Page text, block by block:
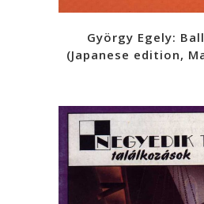
György Egely:
(Japanese edition,